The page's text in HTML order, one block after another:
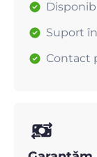
Suport
Contact